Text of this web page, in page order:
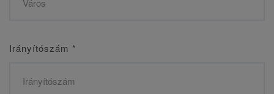
Irányítószám *